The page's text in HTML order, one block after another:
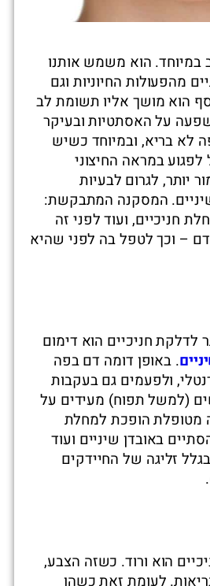
במיוחד. הוא משמש אותנו
מהפעולות החיוניות וגם
הוא מושך אליו תשומת לב
על האסתטיות ובעיקר
לא בריא, ובמיוחד כשיש
לפגוע במראה החיצוני
יותר, לגרום לבעיות
המסקנה המתבקשת:
חניכיים, ועוד לפני זה
– וכך לטפל בה לפני שהיא
לדלקת חניכיים הוא דימום
. באופן דומה דם בפה
ולפעמים גם בעקבות
(למשל תפוח) מעידים על
מטופלת הופכת למחלת
באובדן שיניים ועוד
זליגה של החיידקים
הוא ורוד. כשזה הצבע,
לעומת זאת כשהן